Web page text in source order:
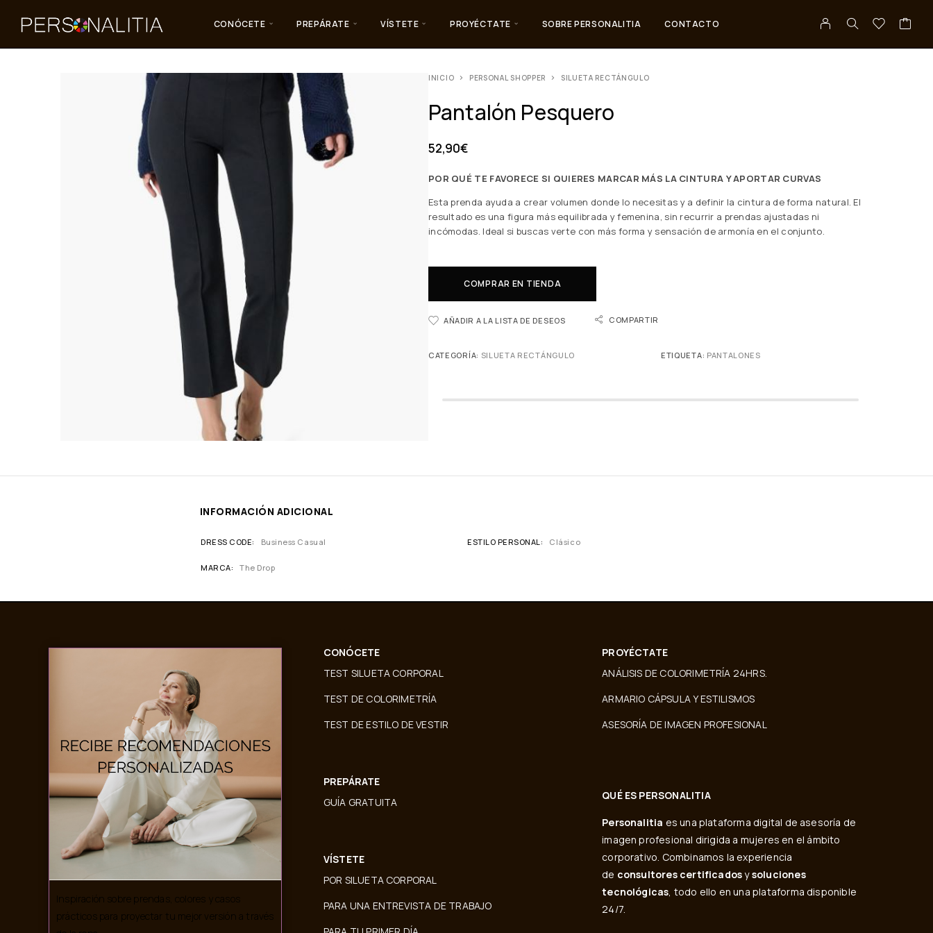
CONÓCETE PREPÁRATE VÍSTETE PROYÉCTATE SOBRE PERSONALITIA CONTACTO
INICIO PERSONAL SHOPPER SILUETA RECTÁNGULO
Pantalón Pesquero
52,90€
POR QUÉ TE FAVORECE SI QUIERES MARCAR MÁS LA CINTURA Y APORTAR CURVAS
Esta prenda ayuda a crear volumen donde lo necesitas y a definir la cintura de forma natural. El
resultado es una figura más equilibrada y femenina, sin recurrir a prendas ajustadas ni
incómodas. Ideal si buscas verte con más forma y sensación de armonía en el conjunto.
COMPRAR EN TIENDA
AÑADIR A LA LISTA DE DESEOS COMPARTIR
CATEGORÍA: SILUETA RECTÁNGULO ETIQUETA: PANTALONES
INFORMACIÓN ADICIONAL
DRESS CODE Business Casual ESTILO PERSONAL Clásico
MARCA The Drop
Inspiración sobre prendas, colores y casos
prácticos para proyectar tu mejor versión a través
CONÓCETE
TEST SILUETA CORPORAL
TEST DE COLORIMETRÍA
TEST DE ESTILO DE VESTIR
PREPÁRATE
GUÍA GRATUITA
VÍSTETE
POR SILUETA CORPORAL
PARA UNA ENTREVISTA DE TRABAJO
PROYÉCTATE
ANÁLISIS DE COLORIMETRÍA 24HRS.
ARMARIO CÁPSULA Y ESTILISMOS
ASESORÍA DE IMAGEN PROFESIONAL
QUÉ ES PERSONALITIA
Personalitia es una plataforma digital de asesoría de
imagen profesional dirigida a mujeres en el ámbito
corporativo. Combinamos la experiencia
de consultores certificadosysoluciones
tecnológicas, todo ello en una plataforma disponible
24/7.